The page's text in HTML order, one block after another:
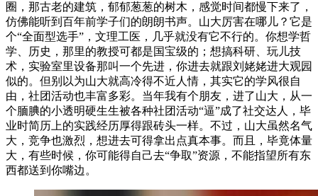
圈，那古老的建筑，郁郁葱葱的树木，感觉时间都慢下来了，
仿佛能听到百年前学子们的朗朗书声。山大厉害在哪儿？它是
个“全面型选手”，文理工医，几乎就没有它不行的。你想学哲
学、历史，那里的教授可都是国宝级的；想搞科研、玩儿技
术，实验室里设备那叫一个先进，你进去就跟刘姥姥进大观园
似的。但别以为山大就高冷得不近人情，其实它的学风很自
由，社团活动也丰富多彩。当年我有个朋友，进了山大，从一
个腼腆的小透明硬生生被各种社团活动“逼”成了社交达人，毕
业时简历上的实践经历厚得跟砖头一样。不过，山大虽然名气
大，竞争也激烈，想进去可得拿出点真本事。而且，毕竟体量
大，有些时候，你可能得自己去“争取”资源，不能指望所有东
西都送到你嘴边。